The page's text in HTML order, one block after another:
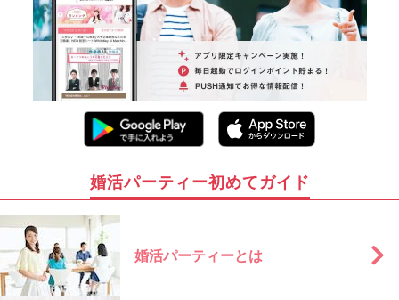
婚活パーティー初めてガイド
婚活パーティーとは